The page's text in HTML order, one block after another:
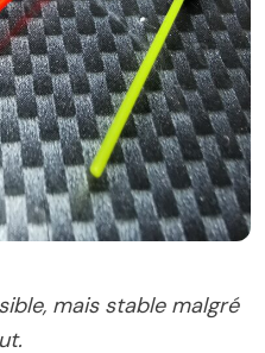
mais stable malgré